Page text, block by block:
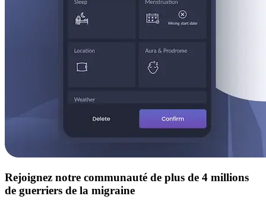
Rejoignez notre communauté de plus de 4 millions
de guerriers de la migraine